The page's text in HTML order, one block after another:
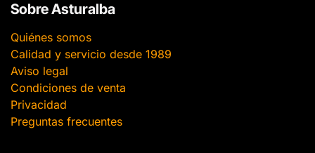
Sobre Asturalba
Quiénes somos
Calidad y servicio desde 1989
Aviso legal
Condiciones de venta
Privacidad
Preguntas frecuentes